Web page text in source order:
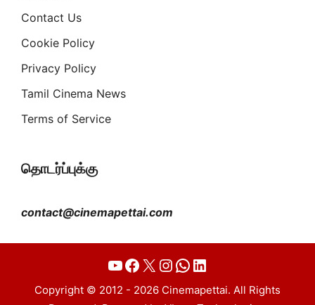
Contact Us
Cookie Policy
Privacy Policy
Tamil Cinema News
Terms of Service
தொடர்ப்புக்கு
contact@cinemapettai.com
YouTube
Facebook
X Instagram
WhatsApp
LinkedIn
Copyright © 2012 - 2026 Cinemapettai. All Rights